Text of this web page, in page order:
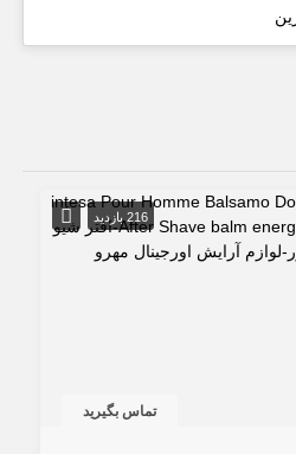
216 بازدید
تماس بگیرید